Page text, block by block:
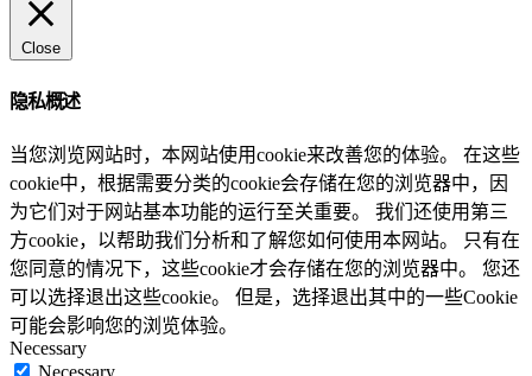
Close
隐私概述
当您浏览网站时，本网站使用cookie来改善您的体验。 在这些
cookie中，根据需要分类的cookie会存储在您的浏览器中，因
为它们对于网站基本功能的运行至关重要。 我们还使用第三
方cookie，以帮助我们分析和了解您如何使用本网站。 只有在
您同意的情况下，这些cookie才会存储在您的浏览器中。 您还
可以选择退出这些cookie。 但是，选择退出其中的一些Cookie
可能会影响您的浏览体验。
Necessary